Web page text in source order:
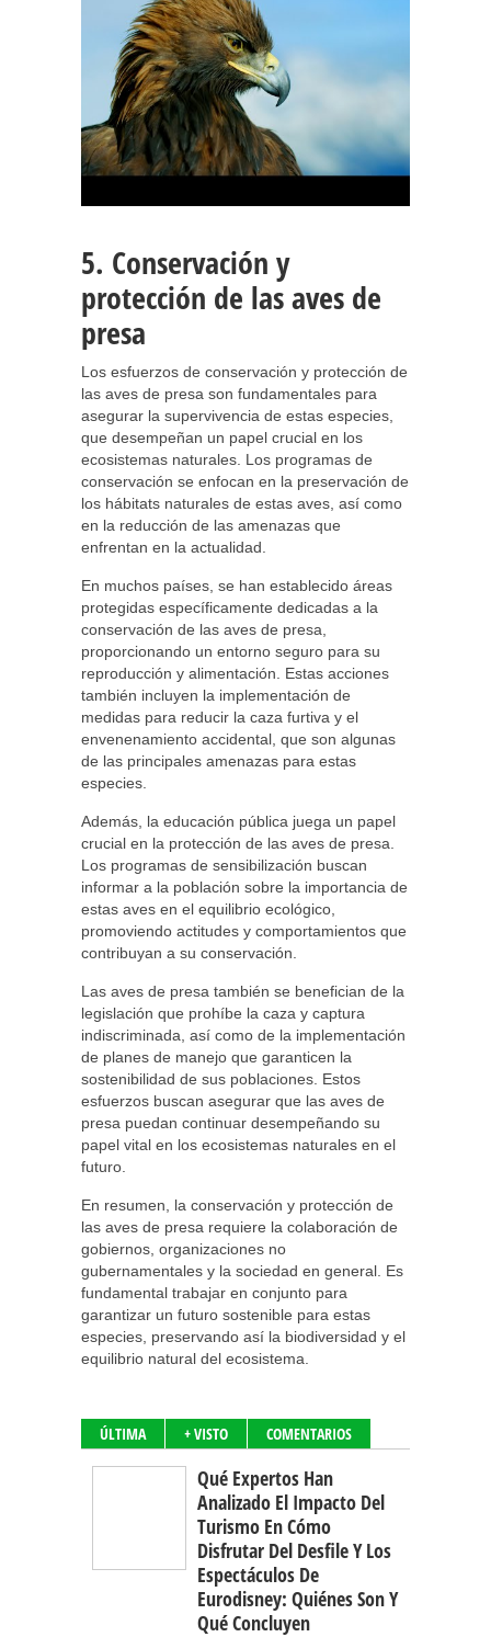
5. Conservación y
protección de las aves de
presa
Los esfuerzos de conservación y protección de
las aves de presa son fundamentales para
asegurar la supervivencia de estas especies,
que desempeñan un papel crucial en los
ecosistemas naturales. Los programas de
conservación se enfocan en la preservación de
los hábitats naturales de estas aves, así como
en la reducción de las amenazas que
enfrentan en la actualidad.
En muchos países, se han establecido áreas
protegidas específicamente dedicadas a la
conservación de las aves de presa,
proporcionando un entorno seguro para su
reproducción y alimentación. Estas acciones
también incluyen la implementación de
medidas para reducir la caza furtiva y el
envenenamiento accidental, que son algunas
de las principales amenazas para estas
especies.
Además, la educación pública juega un papel
crucial en la protección de las aves de presa.
Los programas de sensibilización buscan
informar a la población sobre la importancia de
estas aves en el equilibrio ecológico,
promoviendo actitudes y comportamientos que
contribuyan a su conservación.
Las aves de presa también se benefician de la
legislación que prohíbe la caza y captura
indiscriminada, así como de la implementación
de planes de manejo que garanticen la
sostenibilidad de sus poblaciones. Estos
esfuerzos buscan asegurar que las aves de
presa puedan continuar desempeñando su
papel vital en los ecosistemas naturales en el
futuro.
En resumen, la conservación y protección de
las aves de presa requiere la colaboración de
gobiernos, organizaciones no
gubernamentales y la sociedad en general. Es
fundamental trabajar en conjunto para
garantizar un futuro sostenible para estas
especies, preservando así la biodiversidad y el
equilibrio natural del ecosistema.
ÚLTIMA + VISTO COMENTARIOS
Qué Expertos Han
Analizado El Impacto Del
Turismo En Cómo
Disfrutar Del Desfile Y Los
Espectáculos De
Eurodisney: Quiénes Son Y
Qué Concluyen